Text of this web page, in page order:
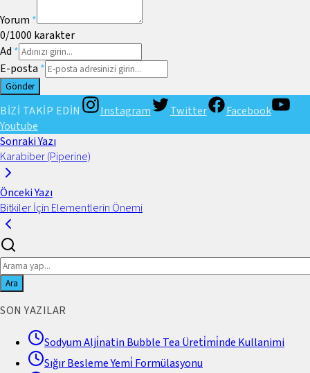
Yorum *
0/1000 karakter
Ad *
E-posta *
Gönder
BİZİ TAKİP EDİN Instagram Twitter
Facebook
Youtube
Sonraki Yazı
Karabiber (Piperine)
Önceki Yazı
Bitkiler İçin Elementlerin Önemi
Ara
SON YAZILAR
Sodyum Alji̇natin Bubble Tea Üreti̇mi̇nde Kullanimi
Sığır Besleme Yemi̇ Formülasyonu